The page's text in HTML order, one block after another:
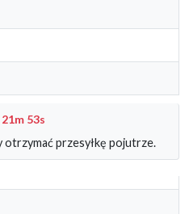
52s
otrzymać przesyłkę pojutrze.